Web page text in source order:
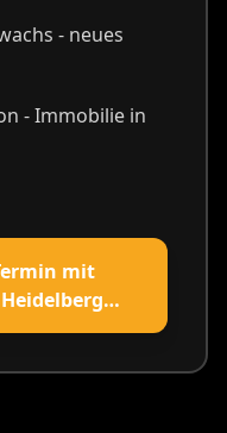
- neues
- Immobilie in
mit